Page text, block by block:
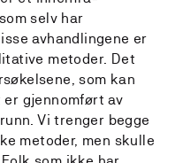
selv har
avhandlingene er
metoder. Det
som kan
gjennomført av
Vi trenger begge
metoder, men skulle